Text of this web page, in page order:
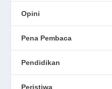
Opini
Pena Pembaca
Pendidikan
Peristiwa